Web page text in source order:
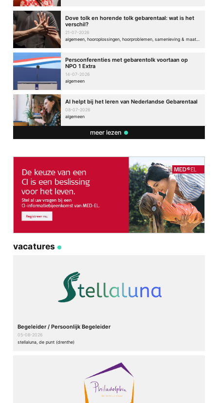
Dove tolk en horende tolk gebarentaal: wat is het
verschil?
21-07-2026
Persconferenties met gebarentolk voortaan op
NPO 1 Extra
14-07-2026
algemeen
AI helpt bij het leren van Nederlandse Gebarentaal
08-07-2026
algemeen
meer lezen
vacatures
Begeleider / Persoonlijk Begeleider
05-08-2026
stellaluna, de punt (drenthe)